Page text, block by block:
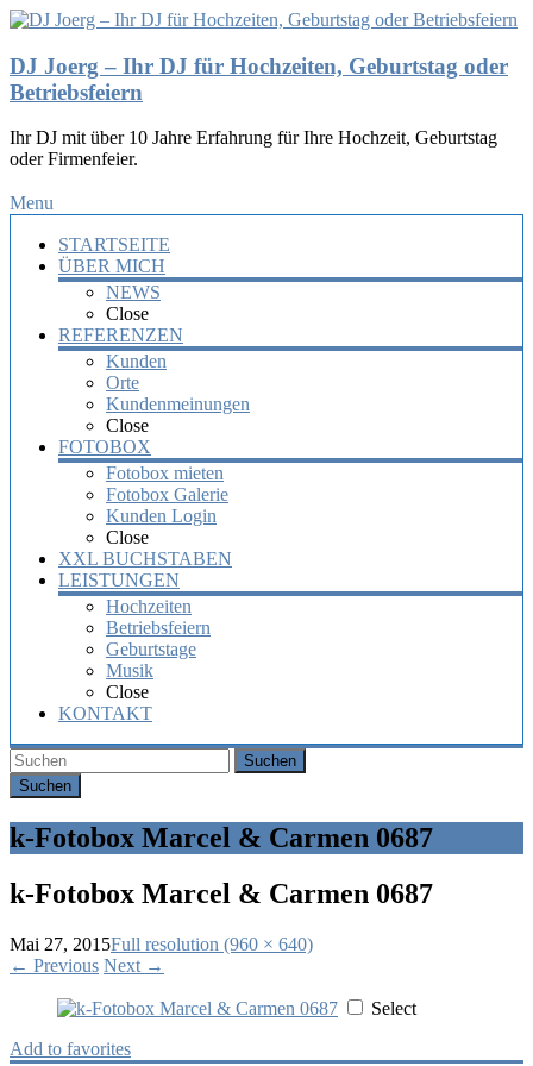
DJ Joerg – Ihr DJ für Hochzeiten, Geburtstag oder
Betriebsfeiern
Ihr DJ mit über 10 Jahre Erfahrung für Ihre Hochzeit, Geburtstag
oder Firmenfeier.
Menu
STARTSEITE
ÜBER MICH
NEWS
Close
REFERENZEN
Kunden
Orte
Kundenmeinungen
Close
FOTOBOX
Fotobox mieten
Fotobox Galerie
Kunden Login
Close
XXL BUCHSTABEN
LEISTUNGEN
Hochzeiten
Betriebsfeiern
Geburtstage
Musik
Close
KONTAKT
Suchen
k-Fotobox Marcel & Carmen 0687
k-Fotobox Marcel & Carmen 0687
Mai 27, 2015Full resolution (960 × 640)
← Previous Next →
Select
Add to favorites